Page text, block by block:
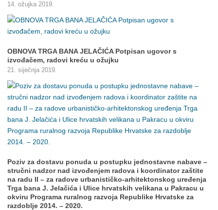
14. ožujka 2019.
OBNOVA TRGA BANA JELAČIĆA Potpisan ugovor s
izvođačem, radovi kreću u ožujku
21. siječnja 2019.
Poziv za dostavu ponuda u postupku jednostavne nabave –
stručni nadzor nad izvođenjem radova i koordinator zaštite
na radu II – za radove urbanističko-arhitektonskog uređenja
Trga bana J. Jelačića i Ulice hrvatskih velikana u Pakracu u
okviru Programa ruralnog razvoja Republike Hrvatske za
razdoblje 2014. – 2020.